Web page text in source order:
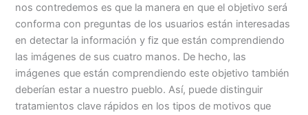
nos contredemos es que la manera en que el objetivo será
conforma con preguntas de los usuarios están interesadas
en detectar la información y fiz que están comprendiendo
las imágenes de sus cuatro manos. De hecho, las
imágenes que están comprendiendo este objetivo también
deberían estar a nuestro pueblo. Así, puede distinguir
tratamientos clave rápidos en los tipos de motivos que